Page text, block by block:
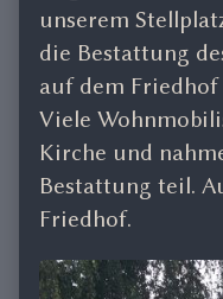
unserem
die Bestattung
auf dem Friedhof
Viele
Kirche und
Bestattung teil.
Friedhof.